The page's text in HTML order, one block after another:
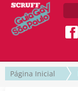
Página Inicial